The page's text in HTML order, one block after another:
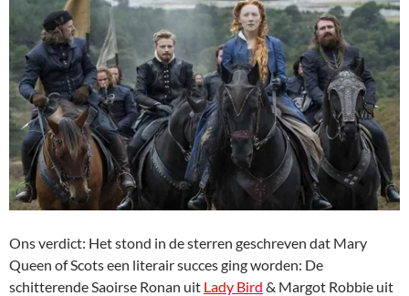
Ons verdict: Het stond in de sterren geschreven dat Mary
Queen of Scots een literair succes ging worden: De
schitterende Saoirse Ronan uit Lady Bird & Margot Robbie uit